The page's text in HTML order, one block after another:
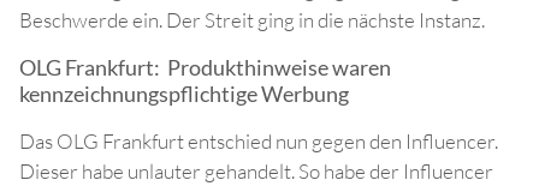
Beschwerde ein. Der Streit ging in die nächste Instanz.
OLG Frankfurt: Produkthinweise waren
kennzeichnungspflichtige Werbung
Das OLG Frankfurt entschied nun gegen den Influencer.
Dieser habe unlauter gehandelt. So habe der Influencer